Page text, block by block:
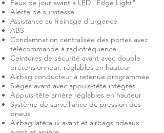
Feux de jour avant à LED "Edge Light"
Alerte de survitesse
Assistance au freinage d'urgence
ABS
Condamnation centralisée des portes avec
télécommande à radiofréquence
Ceintures de sécurité avant avec double
prétensionneur, réglables en hauteur
Airbag conducteur à retenue programmée
Sièges avant avec appuis-tête intégrés
Appuis-tête arrière réglables en hauteur
Système de surveillance de pression des
pneus
Airbag latéraux avant et airbags rideaux